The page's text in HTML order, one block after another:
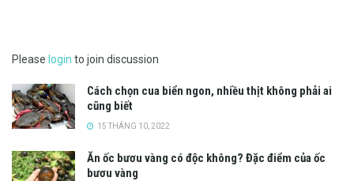
Please login to join discussion
Cách chọn cua biển ngon, nhiều thịt không phải ai
cũng biết
15 THÁNG 10, 2022
Ăn ốc bươu vàng có độc không? Đặc điểm của ốc
bươu vàng